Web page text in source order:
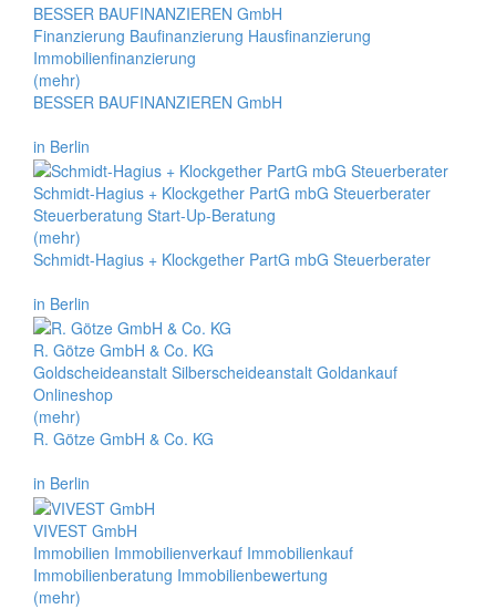
BESSER BAUFINANZIEREN GmbH
Finanzierung Baufinanzierung Hausfinanzierung
Immobilienfinanzierung
(mehr)
BESSER BAUFINANZIEREN GmbH
in Berlin
Schmidt-Hagius + Klockgether PartG mbG Steuerberater
Steuerberatung Start-Up-Beratung
(mehr)
Schmidt-Hagius + Klockgether PartG mbG Steuerberater
in Berlin
R. Götze GmbH & Co. KG
Goldscheideanstalt Silberscheideanstalt Goldankauf
Onlineshop
(mehr)
R. Götze GmbH & Co. KG
in Berlin
VIVEST GmbH
Immobilien Immobilienverkauf Immobilienkauf
Immobilienberatung Immobilienbewertung
(mehr)